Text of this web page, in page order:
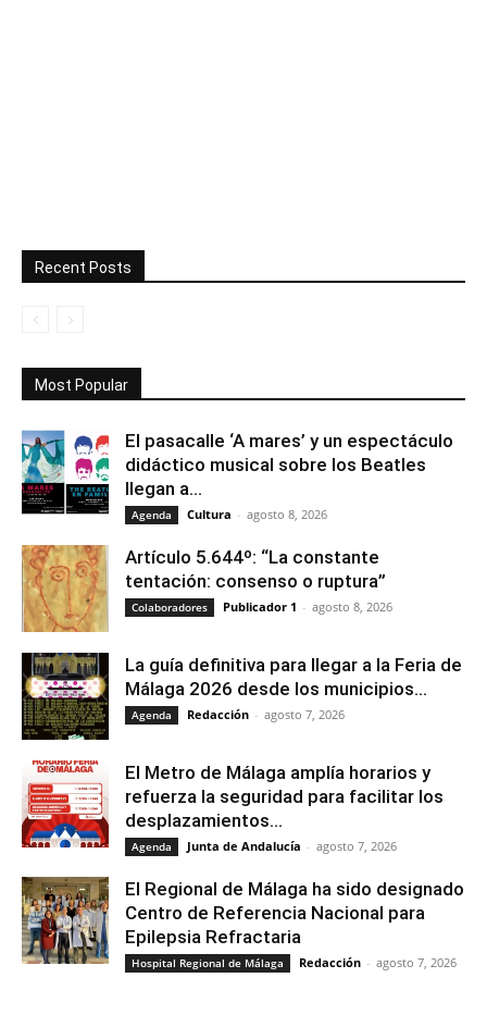
Recent Posts
Most Popular
El pasacalle ‘A mares’ y un espectáculo
didáctico musical sobre los Beatles
llegan a...
Agenda Cultura - agosto 8, 2026
Artículo 5.644º: “La constante
tentación: consenso o ruptura”
Colaboradores Publicador 1 - agosto 8, 2026
La guía definitiva para llegar a la Feria de
Málaga 2026 desde los municipios...
Agenda Redacción - agosto 7, 2026
El Metro de Málaga amplía horarios y
refuerza la seguridad para facilitar los
desplazamientos...
Agenda Junta de Andalucía - agosto 7, 2026
El Regional de Málaga ha sido designado
Centro de Referencia Nacional para
Epilepsia Refractaria
Hospital Regional de Málaga Redacción - agosto 7, 2026